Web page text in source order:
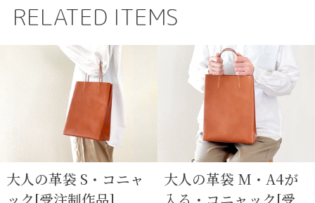
RELATED ITEMS
大人の革袋 S・コニャ
大人の革袋 M・A4が